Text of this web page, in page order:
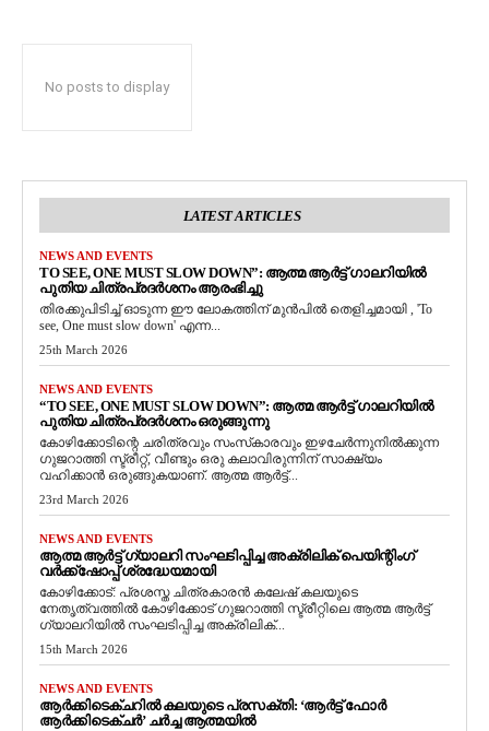
No posts to display
LATEST ARTICLES
NEWS AND EVENTS
TO SEE, ONE MUST SLOW DOWN”: ആത്മ ആർട്ട് ഗാലറിയിൽ
പുതിയ ചിത്രപ്രദർശനം ആരംഭിച്ചു
തിരക്കുപിടിച്ച് ഓടുന്ന ഈ ലോകത്തിന് മുൻപിൽ തെളിച്ചമായി , 'To
see, One must slow down' എന്ന...
25th March 2026
NEWS AND EVENTS
“TO SEE, ONE MUST SLOW DOWN”: ആത്മ ആർട്ട് ഗാലറിയിൽ
പുതിയ ചിത്രപ്രദർശനം ഒരുങ്ങുന്നു
കോഴിക്കോടിന്റെ ചരിത്രവും സംസ്‌കാരവും ഇഴചേർന്നുനിൽക്കുന്ന
ഗുജറാത്തി സ്ട്രീറ്റ്, വീണ്ടും ഒരു കലാവിരുന്നിന് സാക്ഷ്യം
വഹിക്കാൻ ഒരുങ്ങുകയാണ്. ആത്മ ആർട്ട്...
23rd March 2026
NEWS AND EVENTS
ആത്മ ആർട്ട് ഗ്യാലറി സംഘടിപ്പിച്ച അക്രിലിക് പെയിന്റിംഗ്
വർക്ക്‌ഷോപ്പ് ശ്രദ്ധേയമായി
കോഴിക്കോട്: പ്രശസ്ത ചിത്രകാരൻ കലേഷ് കലയുടെ
നേതൃത്വത്തിൽ കോഴിക്കോട് ഗുജറാത്തി സ്ട്രീറ്റിലെ ആത്മ ആർട്ട്
ഗ്യാലറിയിൽ സംഘടിപ്പിച്ച അക്രിലിക്...
15th March 2026
NEWS AND EVENTS
ആർക്കിടെക്ചറിൽ കലയുടെ പ്രസക്തി: ‘ആർട്ട് ഫോർ
ആർക്കിടെക്ചർ’ ചർച്ച ആത്മയിൽ